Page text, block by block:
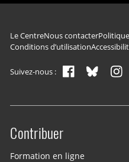
Navigation du
Le CentreNous contacter
Conditions d’utilisation
Suivez-nous :
Site menu
Contribuer
Formation en ligne